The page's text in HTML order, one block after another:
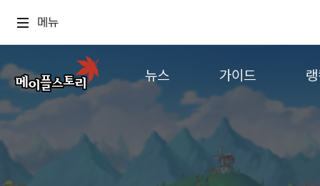
메뉴
뉴스
공지사항
업데이트
캐시샵 공지
가이드
게임정보
직업소개
확률형 아이템
NEXON NOW